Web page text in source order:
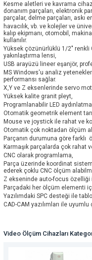
Kesme aletleri ve kavrama
donanım parçaları, elektronik
parçalar, delme parçaları, askı
havacılık, vb. ve kolejler ve
kalıp ekipmanı, otomobil,
kullanılır.
Yüksek çözünürlüklü 1/2" renkli
yakınlaştırma lensi,
USB arayüzü lineer eşanjör,
MS Windows'u analiz
performansı sağlar.
X,Y ve Z eksenlerinde servo
Yüksek kalite granit pleyt,
Programlanabilir LED
Otomatik geometrik element
Mouse ve joystick ile rahat ve
Otomatik çok noktadan ölçüm
Parçanın durumuna göre farklı
Karmaşık parçalarda çok rahat
CNC olarak programlama,
Parça üzerinde koordinat
ederek çoklu CNC ölçüm
Z ekseninde auto-focus özelliği
Parçadaki her ölçüm elementi
Yazılımdaki SPC desteği ile
CAD-CAM yazılımları ile uyumlu
Video Ölçüm Cihazları